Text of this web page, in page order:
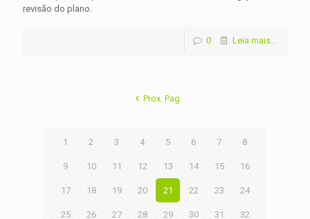
revisão do plano.
0 Leia mais...
Prox. Pag
1 2 3 4 5 6 7 8
9 10 11 12 13 14 15 16
17 18 19 20 21 22 23 24
25 26 27 28 29 30 31 32